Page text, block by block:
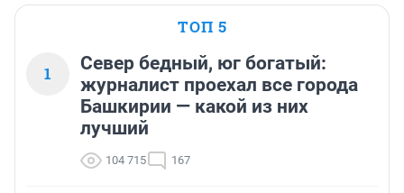
ТОП 5
1
Север бедный, юг богатый:
журналист проехал все города
Башкирии — какой из них
лучший
104 715 167